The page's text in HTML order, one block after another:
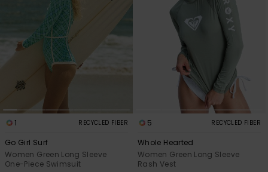
1 RECYCLED FIBER
Go Girl Surf
Women Green Long Sleeve
One-Piece Swimsuit
5 RECYCLED FIBER
Whole Hearted
Women Green Long Sleeve
Rash Vest